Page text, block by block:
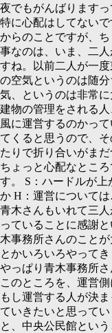
夜でもがんばります
特に心配はしてないで
からのことですが、
事なのは、いま、二
すね。以前二人が一
の空気というのは随
気、というのは非常
建物の管理をされる
風に運営するのかっ
てくると思うので、
たりで折り合いがま
ちょっと心配なとこ
す。 S： ハードルが上
か H： 運営について
青木さんもいれて三
っていることに感謝
木事務所さんのこと
とかいろいろやって
やっぱり青木事務所
このところを、運営
もし運営する人が決
ていきたいと思ってい
と、中央公民館とい